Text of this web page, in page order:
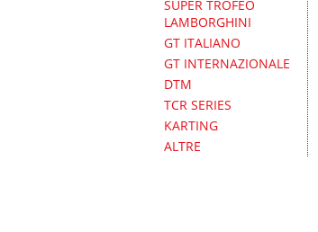
SUPER TROFEO
LAMBORGHINI
GT ITALIANO
GT INTERNAZIONALE
DTM
TCR SERIES
KARTING
ALTRE